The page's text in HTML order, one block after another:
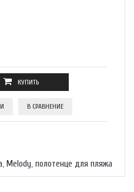
В СРАВНЕНИЕ
, Melody, полотенце для пляжа